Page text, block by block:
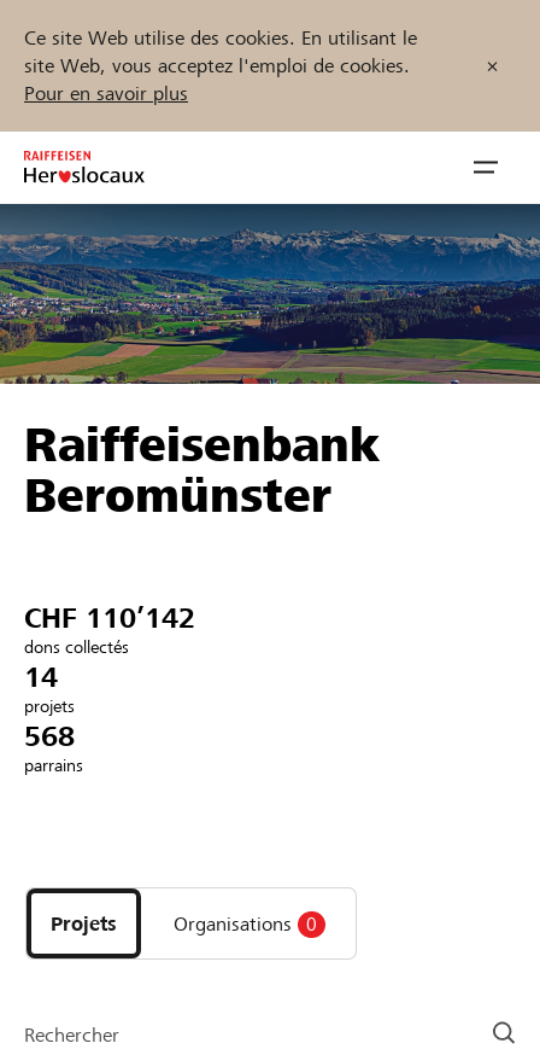
Ce site Web utilise des cookies. En utilisant le
site Web, vous acceptez l'emploi de cookies.
Pour en savoir plus
Inhalt
springen
öffnen
Parrainer
Soutien & assistance
Se connecter
Trouvez des projets et des organisations
Démarrez maintenant
DE FR IT
Raiffeisenbank
Beromünster
CHF 110’142
dons collectés
14
projets
568
parrains
les
projets
et
la
Projets Organisations 0
Rechercher